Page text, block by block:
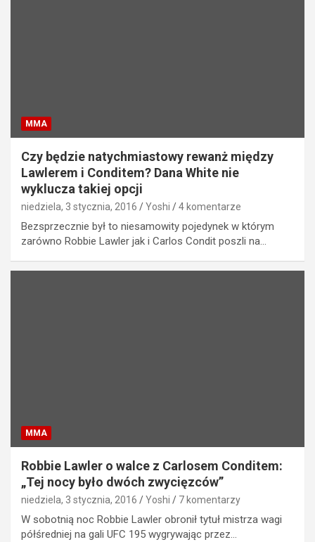
MMA
Czy będzie natychmiastowy rewanż między
Lawlerem i Conditem? Dana White nie
wyklucza takiej opcji
niedziela, 3 stycznia, 2016 Yoshi 4 komentarze
Bezsprzecznie był to niesamowity pojedynek w którym
zarówno Robbie Lawler jak i Carlos Condit poszli na…
MMA
Robbie Lawler o walce z Carlosem Conditem:
„Tej nocy było dwóch zwycięzców”
niedziela, 3 stycznia, 2016 Yoshi 7 komentarzy
W sobotnią noc Robbie Lawler obronił tytuł mistrza wagi
półśredniej na gali UFC 195 wygrywając przez…